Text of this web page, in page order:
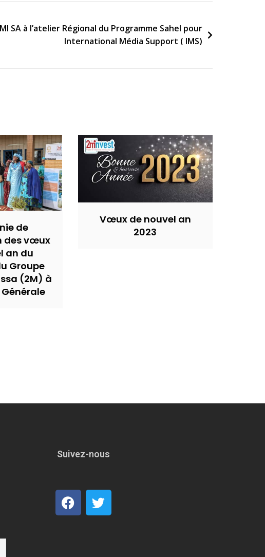
SA à l’atelier Régional du Programme Sahel pour
International Média Support ( IMS)
de
des vœux
an du
Groupe
(2M) à
Vœux de nouvel an
2023
Suivez-nous